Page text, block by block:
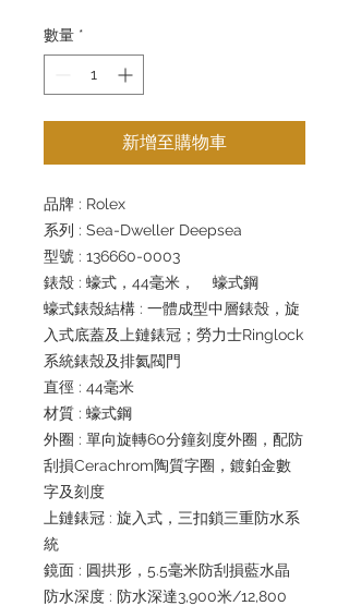
數量 *
新增至購物車
品牌 : Rolex
系列 : Sea-Dweller Deepsea
型號 : 136660-0003
錶殼 : 蠔式，44毫米， 蠔式鋼
蠔式錶殼結構 : 一體成型中層錶殼，旋
入式底蓋及上鏈錶冠；勞力士Ringlock
系統錶殼及排氦閥門
直徑 : 44毫米
材質 : 蠔式鋼
外圈 : 單向旋轉60分鐘刻度外圈，配防
刮損Cerachrom陶質字圈，鍍鉑金數
字及刻度
上鏈錶冠 : 旋入式，三扣鎖三重防水系
統
鏡面 : 圓拱形，5.5毫米防刮損藍水晶
防水深度 : 防水深達3,900米/12,800